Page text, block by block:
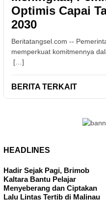
Optimis Capai
2030
Beritatangsel.com --
memperkuat komitmennya
[…]
BERITA TERKAIT
HEADLINES
Hadir Sejak Pagi, Brimob
Kaltara Bantu Pelajar
Menyeberang dan Ciptakan
Lalu Lintas Tertib di Malinau